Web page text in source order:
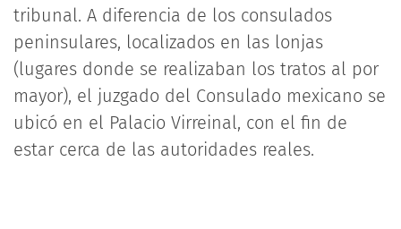
tribunal. A diferencia de los consulados
peninsulares, localizados en las lonjas
(lugares donde se realizaban los tratos al por
mayor), el juzgado del Consulado mexicano se
ubicó en el Palacio Virreinal, con el fin de
estar cerca de las autoridades reales.